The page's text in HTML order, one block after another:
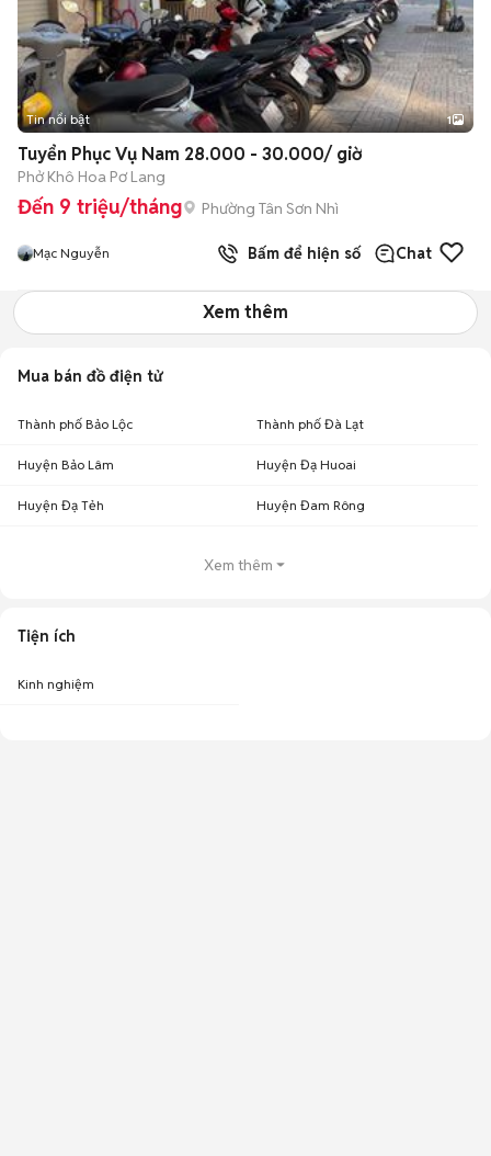
Tin nổi bật 1
Tuyển Phục Vụ Nam 28.000 - 30.000/ giờ
Phở Khô Hoa Pơ Lang
Đến 9 triệu/tháng Phường Tân Sơn Nhì
Mạc Nguyễn Bấm để hiện số Chat
Xem thêm
Mua bán đồ điện tử
Thành phố Bảo Lộc Thành phố Đà Lạt
Huyện Bảo Lâm Huyện Đạ Huoai
Huyện Đạ Tẻh Huyện Đam Rông
Xem thêm
Tiện ích
Kinh nghiệm